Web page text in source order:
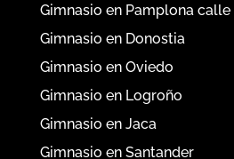
Gimnasio en Pamplona
Gimnasio en Donostia
Gimnasio en Oviedo
Gimnasio en Logroño
Gimnasio en Jaca
Gimnasio en Santander